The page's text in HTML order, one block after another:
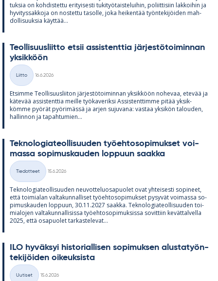
tuk­sia on koh­dis­tettu eri­tyi­sesti tu­ki­työ­tais­te­lui­hin, po­liit­ti­siin lak­koi­hin ja
hy­vi­tys­sak­koja on nos­tettu ta­solle, joka hei­ken­tää työn­te­ki­jöi­den mah­
dol­li­suuk­sia käyt­tää...
Teol­li­suus­liitto et­sii as­sis­tent­tia jär­jes­tö­toi­min­nan
yk­sik­köön
Kategoriat
Liitto
16.6.2026
Et­simme Teol­li­suus­lii­ton jär­jes­tö­toi­min­nan yk­sik­köön no­he­vaa, ete­vää ja
kä­te­vää as­sis­tent­tia meille työ­ka­ve­riksi As­sis­tent­timme pi­tää yk­sik­
kömme pyö­rät pyö­ri­mässä ja ar­jen su­ju­vana: vas­taa yk­si­kön ta­lou­den,
hal­lin­non ja ta­pah­tu­mien...
Tek­no­lo­gia­teol­li­suu­den työ­eh­to­so­pi­muk­set voi­
massa so­pi­mus­kau­den lop­puun saakka
Kategoriat
Tiedotteet
15.6.2026
Tek­no­lo­gia­teol­li­suu­den neu­vot­te­luos­a­puo­let ovat yh­tei­sesti so­pi­neet,
että toi­mia­lan val­ta­kun­nal­li­set työ­eh­to­so­pi­muk­set py­sy­vät voi­massa so­
pi­mus­kau­den lop­puun, 30.11.2027 saakka. Tek­no­lo­gia­teol­li­suu­den toi­
mia­lo­jen val­ta­kun­nal­li­sissa työ­eh­to­so­pi­muk­sissa so­vit­tiin ke­vät­tal­vella
2025, että os­a­puo­let tar­kas­te­le­vat...
ILO hy­väk­syi his­to­rial­li­sen so­pi­muk­sen alus­ta­työn­
te­ki­jöi­den oi­keuk­sista
Uutiset
15.6.2026